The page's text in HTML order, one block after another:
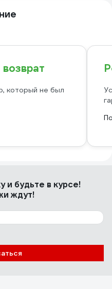
который не был
и будьте в курсе!
ждут!